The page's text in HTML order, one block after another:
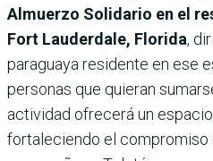
Almuerzo Solidario en el
Fort Lauderdale, Florida,
paraguaya residente en ese
personas que quieran
actividad ofrecerá un
fortaleciendo el compromiso